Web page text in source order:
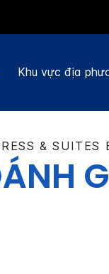
Khu vực địa
& SUITES